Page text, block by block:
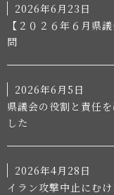
2026年6月23日
【２０２６年６月
問
2026年6月5日
県議会の役割と責任
した
2026年4月28日
イラン攻撃中止にむ